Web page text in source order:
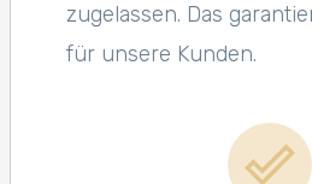
zugelassen. Das
für unsere Kunden.